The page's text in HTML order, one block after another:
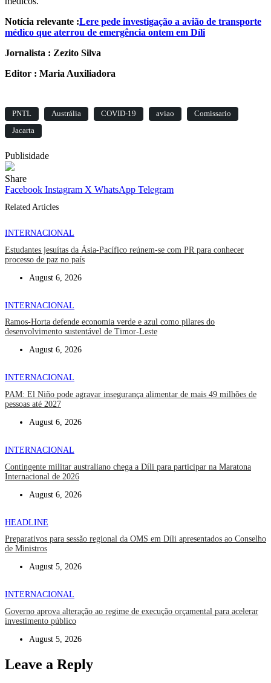
Notícia relevante :Lere pede investigação a avião de transporte
médico que aterrou de emergência ontem em Díli
Jornalista : Zezito Silva
Editor : Maria Auxiliadora
PNTL Austrália COVID-19 aviao
Comissario
Jacarta
Publisidade
Share
Facebook Instagram X WhatsApp Telegram
Related Articles
INTERNACIONAL
Estudantes jesuítas da Ásia-Pacífico reúnem-se com PR para conhecer
processo de paz no país
August 6, 2026
INTERNACIONAL
Ramos-Horta defende economia verde e azul como pilares do
desenvolvimento sustentável de Timor-Leste
August 6, 2026
INTERNACIONAL
PAM: El Niño pode agravar insegurança alimentar de mais 49 milhões de
pessoas até 2027
August 6, 2026
INTERNACIONAL
Contingente militar australiano chega a Díli para participar na Maratona
Internacional de 2026
August 6, 2026
HEADLINE
Preparativos para sessão regional da OMS em Díli apresentados ao Conselho
de Ministros
August 5, 2026
INTERNACIONAL
Governo aprova alteração ao regime de execução orçamental para acelerar
investimento público
August 5, 2026
Leave a Reply